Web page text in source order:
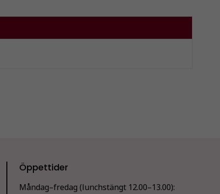
Öppettider
Måndag–fredag (lunchstängt 12.00–13.00):